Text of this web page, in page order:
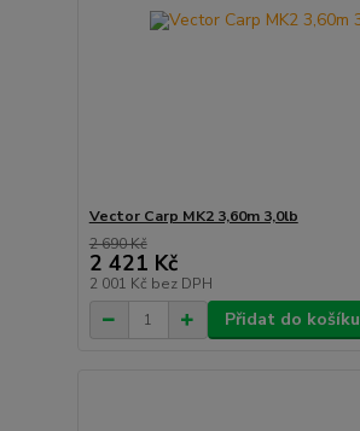
Vector Carp MK2 3,60m 3,0lb
2 690 Kč
2 421 Kč
2 001 Kč bez DPH
Přidat do košíku